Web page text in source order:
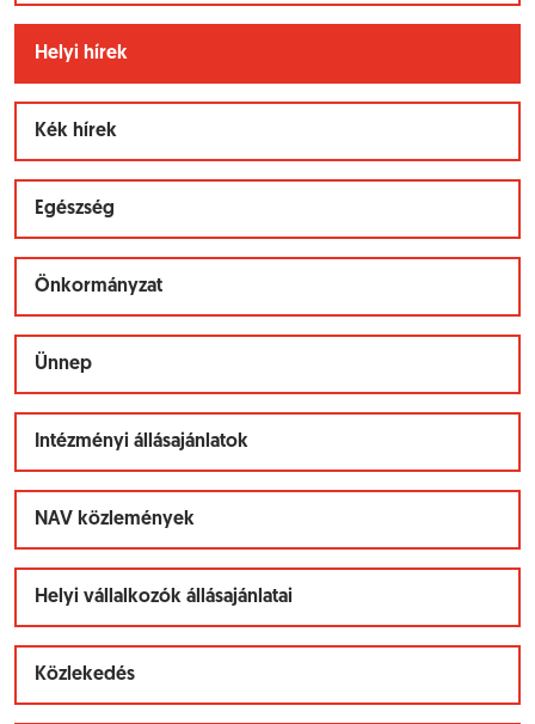
Helyi hírek
Kék hírek
Egészség
Önkormányzat
Ünnep
Intézményi állásajánlatok
NAV közlemények
Helyi vállalkozók állásajánlatai
Közlekedés